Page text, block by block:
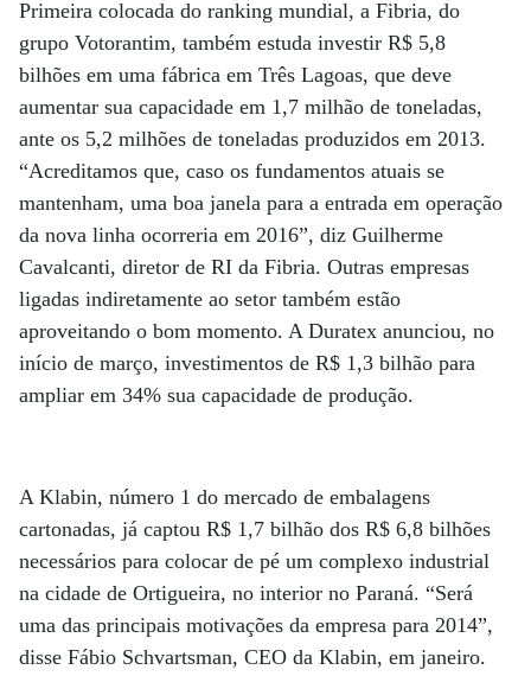
Primeira colocada do ranking mundial, a Fibria, do
grupo Votorantim, também estuda investir R$ 5,8
bilhões em uma fábrica em Três Lagoas, que deve
aumentar sua capacidade em 1,7 milhão de toneladas,
ante os 5,2 milhões de toneladas produzidos em 2013.
“Acreditamos que, caso os fundamentos atuais se
mantenham, uma boa janela para a entrada em operação
da nova linha ocorreria em 2016”, diz Guilherme
Cavalcanti, diretor de RI da Fibria. Outras empresas
ligadas indiretamente ao setor também estão
aproveitando o bom momento. A Duratex anunciou, no
início de março, investimentos de R$ 1,3 bilhão para
ampliar em 34% sua capacidade de produção.
A Klabin, número 1 do mercado de embalagens
cartonadas, já captou R$ 1,7 bilhão dos R$ 6,8 bilhões
necessários para colocar de pé um complexo industrial
na cidade de Ortigueira, no interior no Paraná. “Será
uma das principais motivações da empresa para 2014”,
disse Fábio Schvartsman, CEO da Klabin, em janeiro.